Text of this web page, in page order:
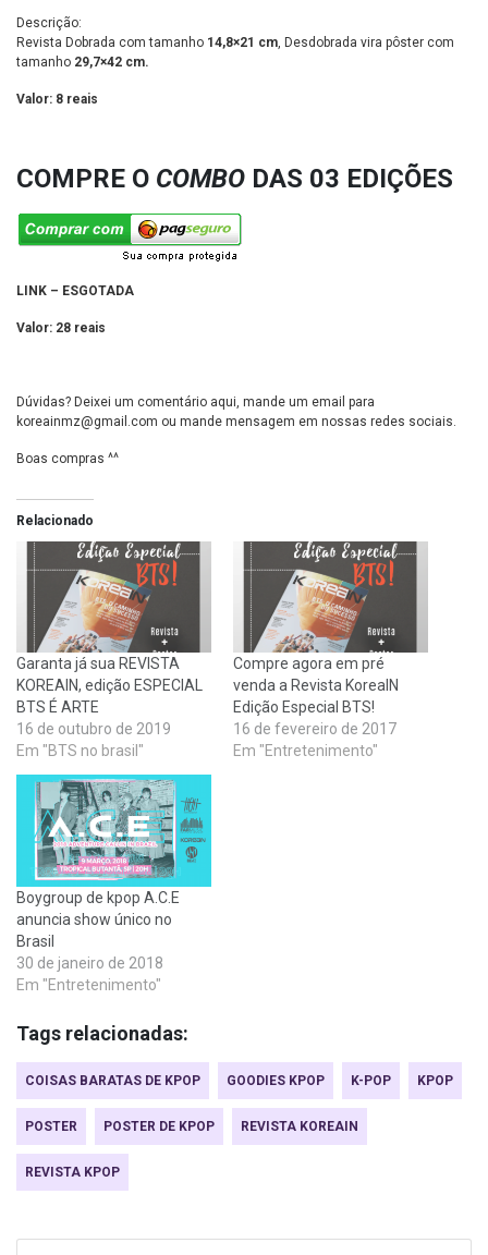
Descrição:
Revista Dobrada com tamanho 14,8×21 cm, Desdobrada vira pôster com
tamanho 29,7×42 cm.
Valor: 8 reais
COMPRE O COMBO DAS 03 EDIÇÕES
LINK – ESGOTADA
Valor: 28 reais
Dúvidas? Deixei um comentário aqui, mande um email para
koreainmz@gmail.com ou mande mensagem em nossas redes sociais.
Boas compras ^^
Relacionado
Garanta já sua REVISTA
KOREAIN, edição ESPECIAL
BTS É ARTE
16 de outubro de 2019
Em "BTS no brasil"
Compre agora em pré
venda a Revista KoreaIN
Edição Especial BTS!
16 de fevereiro de 2017
Em "Entretenimento"
Boygroup de kpop A.C.E
anuncia show único no
Brasil
30 de janeiro de 2018
Em "Entretenimento"
Tags relacionadas:
COISAS BARATAS DE KPOP GOODIES KPOP K-POP KPOP
POSTER POSTER DE KPOP REVISTA KOREAIN
REVISTA KPOP